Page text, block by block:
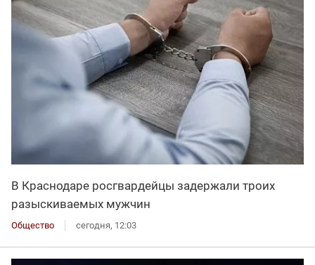
В Краснодаре росгвардейцы задержали троих
разыскиваемых мужчин
Общество сегодня, 12:03